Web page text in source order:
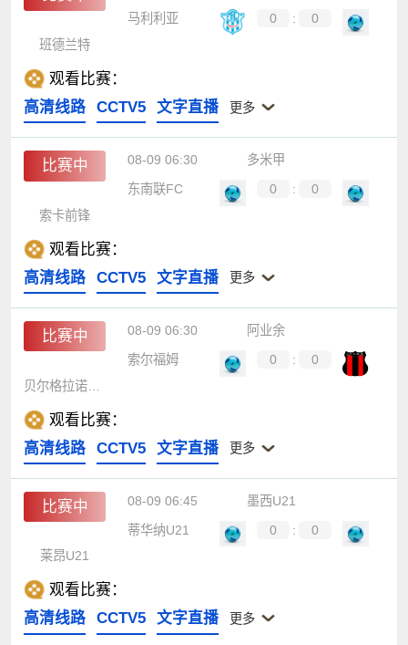
马利利亚
0 :
0
班德兰特
观看比赛：
高清线路
CCTV5 文字直播 更多
比赛中 08-09 06:30
多米甲
东南联FC
0 :
0
索卡前锋
观看比赛：
高清线路
CCTV5 文字直播 更多
比赛中 08-09 06:30
阿业余
索尔福姆
0 :
0
观看比赛：
高清线路
CCTV5 文字直播 更多
比赛中 08-09 06:45
墨西U21
蒂华纳U21
0 :
0
莱昂U21
观看比赛：
高清线路
CCTV5 文字直播 更多